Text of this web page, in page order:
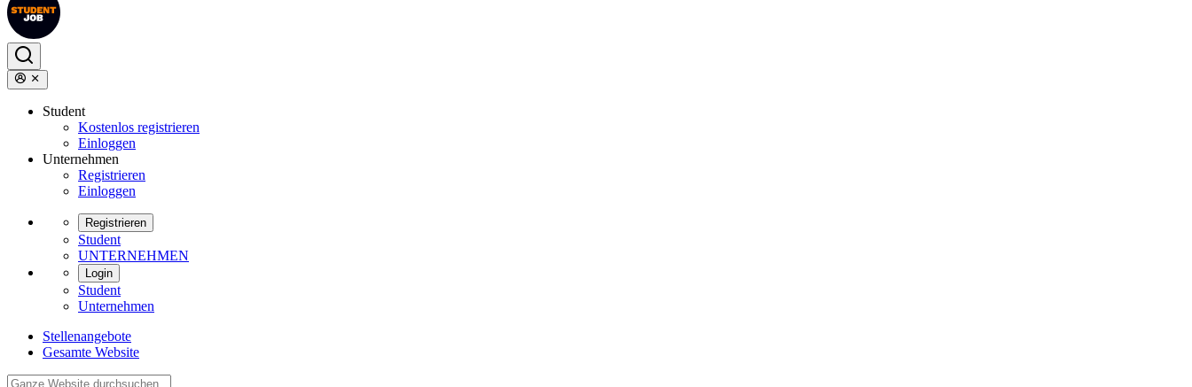
Student
Kostenlos registrieren
Einloggen
Unternehmen
Registrieren
Einloggen
Registrieren
Student
UNTERNEHMEN
Login
Student
Unternehmen
Stellenangebote
Gesamte Website